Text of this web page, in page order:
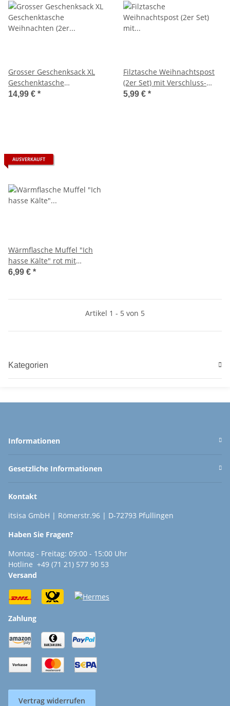
Grosser Geschenksack XL
Geschenktasche
Weihnachten (2er Set) 50x70
14,99 € *
Filztasche Weihnachtspost
(2er Set) mit Verschluss-
Druckknopf für kleine
5,99 € *
AUSVERKAUFT
Wärmflasche Muffel "Ich
hasse Kälte" rot mit
Überzug, 2L - Bettflasche
6,99 € *
Artikel 1 - 5 von 5
Kategorien
Informationen
Gesetzliche Informationen
Kontakt
itsisa GmbH | Römerstr.96 | D-72793 Pfullingen
Haben Sie Fragen?
Montag - Freitag: 09:00 - 15:00 Uhr
Hotline +49 (71 21) 577 90 53
Versand
Zahlung
Vertrag widerrufen